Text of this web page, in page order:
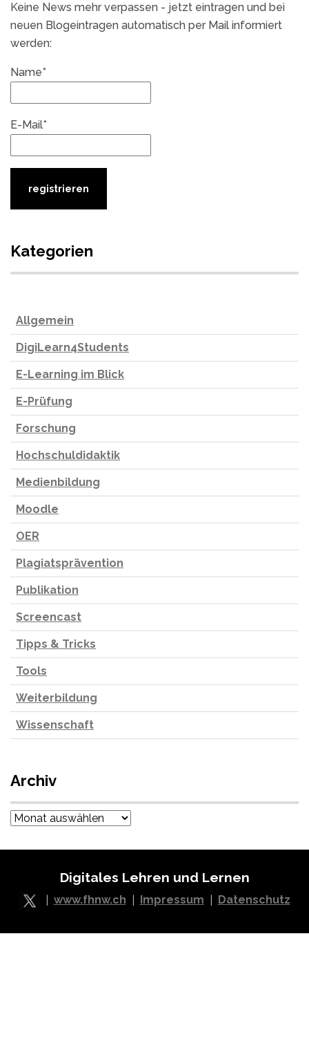
Keine News mehr verpassen - jetzt eintragen und bei
neuen Blogeintragen automatisch per Mail informiert
werden:
Name*
E-Mail*
Kategorien
Allgemein
DigiLearn4Students
E-Learning im Blick
E-Prüfung
Forschung
Hochschuldidaktik
Medienbildung
Moodle
OER
Plagiatsprävention
Publikation
Screencast
Tipps & Tricks
Tools
Weiterbildung
Wissenschaft
Archiv
Archiv
Digitales Lehren und Lernen
www.fhnw.ch Impressum Datenschutz